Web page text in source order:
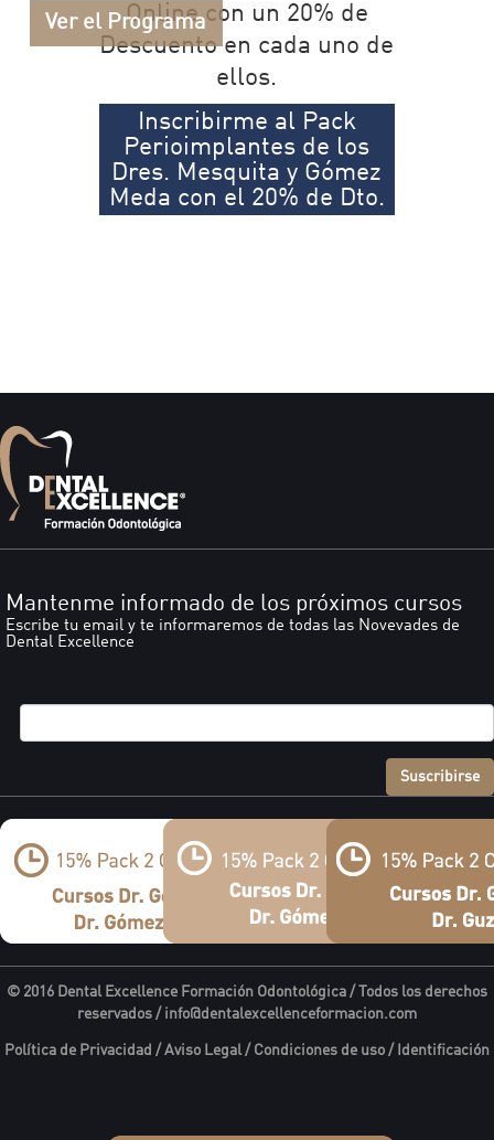
Ver el ProgramaOnline con un 20% de
Descuento en cada uno de
ellos.
Inscribirme al Pack
Perioimplantes de los
Dres. Mesquita y Gómez
Meda con el 20% de Dto.
Mantenme informado de los próximos cursos
Escribe tu email y te informaremos de todas las Novevades de
Dental Excellence
Suscribirse
© 2016 Dental Excellence Formación Odontológica / Todos los derechos
reservados / info@dentalexcellenceformacion.com
Política de Privacidad / Aviso Legal/ Condiciones de uso / Identificación